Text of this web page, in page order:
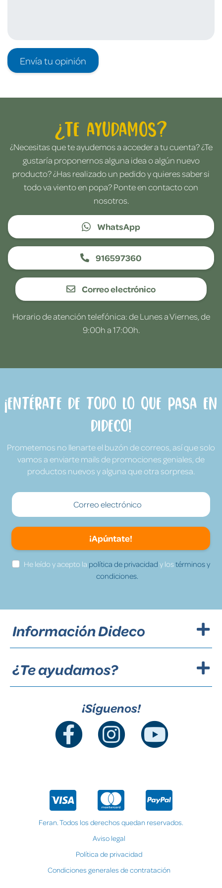
Envía tu opinión
¿Te ayudamos?
¿Necesitas que te ayudemos a acceder a tu cuenta? ¿Te
gustaría proponernos alguna idea o algún nuevo
producto? ¿Has realizado un pedido y quieres saber si
todo va viento en popa? Ponte en contacto con
nosotros.
WhatsApp
916597360
Correo electrónico
Horario de atención telefónica: de Lunes a Viernes, de
9:00h a 17:00h.
¡Entérate de todo lo que pasa en
Dideco!
Prometemos no llenarte el buzón de correos, así que solo
vamos a enviarte mails de promociones geniales, de
productos nuevos y alguna que otra sorpresa.
¡Apúntate!
He leído y acepto la política de privacidad y lostérminos y
condiciones.
Información Dideco
¿Te ayudamos?
¡Síguenos!
Feran. Todos los derechos quedan reservados.
Aviso legal
Política de privacidad
Condiciones generales de contratación